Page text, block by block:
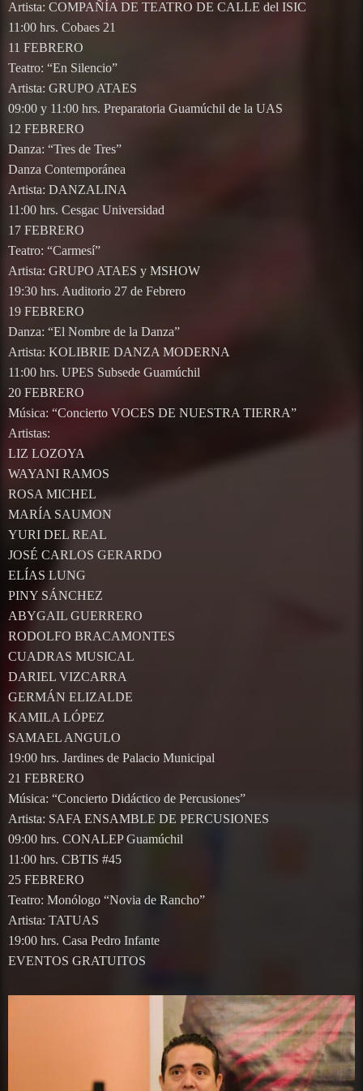
Artista: COMPAÑÍA DE TEATRO DE CALLE del ISIC
11:00 hrs. Cobaes 21
11 FEBRERO
Teatro: “En Silencio”
Artista: GRUPO ATAES
09:00 y 11:00 hrs. Preparatoria Guamúchil de la UAS
12 FEBRERO
Danza: “Tres de Tres”
Danza Contemporánea
Artista: DANZALINA
11:00 hrs. Cesgac Universidad
17 FEBRERO
Teatro: “Carmesí”
Artista: GRUPO ATAES y MSHOW
19:30 hrs. Auditorio 27 de Febrero
19 FEBRERO
Danza: “El Nombre de la Danza”
Artista: KOLIBRIE DANZA MODERNA
11:00 hrs. UPES Subsede Guamúchil
20 FEBRERO
Música: “Concierto VOCES DE NUESTRA TIERRA”
Artistas:
LIZ LOZOYA
WAYANI RAMOS
ROSA MICHEL
MARÍA SAUMON
YURI DEL REAL
JOSÉ CARLOS GERARDO
ELÍAS LUNG
PINY SÁNCHEZ
ABYGAIL GUERRERO
RODOLFO BRACAMONTES
CUADRAS MUSICAL
DARIEL VIZCARRA
GERMÁN ELIZALDE
KAMILA LÓPEZ
SAMAEL ANGULO
19:00 hrs. Jardines de Palacio Municipal
21 FEBRERO
Música: “Concierto Didáctico de Percusiones”
Artista: SAFA ENSAMBLE DE PERCUSIONES
09:00 hrs. CONALEP Guamúchil
11:00 hrs. CBTIS #45
25 FEBRERO
Teatro: Monólogo “Novia de Rancho”
Artista: TATUAS
19:00 hrs. Casa Pedro Infante
EVENTOS GRATUITOS